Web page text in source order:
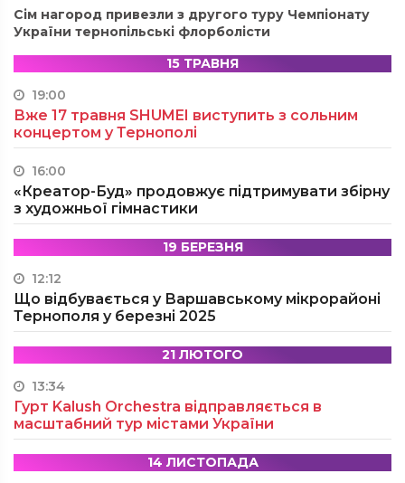
Сім нагород привезли з другого туру Чемпіонату
України тернопільські флорболісти
15 ТРАВНЯ
19:00
Вже 17 травня SHUMEI виступить з сольним
концертом у Тернополі
16:00
«Креатор-Буд» продовжує підтримувати збірну
з художньої гімнастики
19 БЕРЕЗНЯ
12:12
Що відбувається у Варшавському мікрорайоні
Тернополя у березні 2025
21 ЛЮТОГО
13:34
Гурт Kalush Orchestra відправляється в
масштабний тур містами України
14 ЛИСТОПАДА